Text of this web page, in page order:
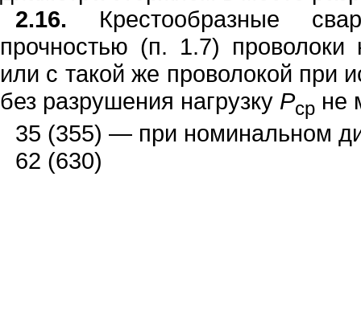
2.16. Крестообразные
прочностью (п. 1.7) проволоки
или с такой же проволокой при
без разрушения нагрузку Рср не
35 (355) —при номинальном
62 (630)